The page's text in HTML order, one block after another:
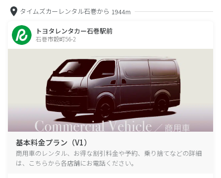
タイムズカーレンタル石巻から 1944m
トヨタレンタカー石巻駅前
石巻市穀町56-2
基本料金プラン（V1）
商用車のレンタル、お得な割引料金や予約、乗り捨てなどの詳細
は、こちらから各店舗にお電話ください。